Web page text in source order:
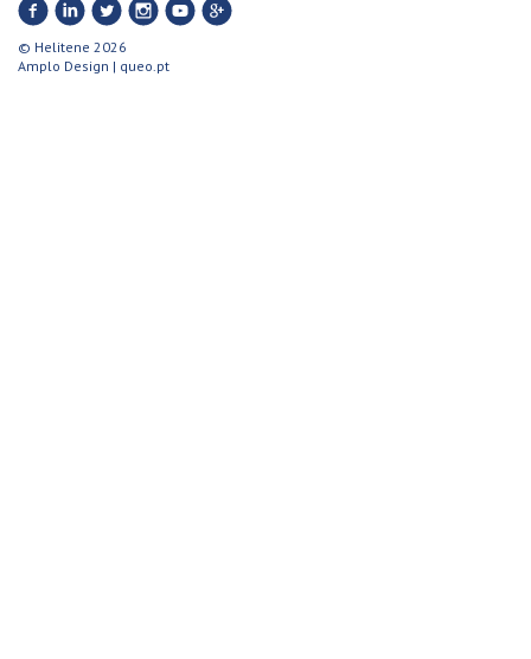
© Helitene 2026
Amplo Design | queo.pt